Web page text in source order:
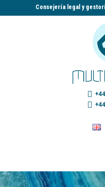
Consejería legal y